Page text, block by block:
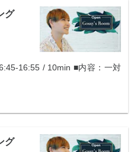
グ
16:55 / 10min ■内容：一対
グ